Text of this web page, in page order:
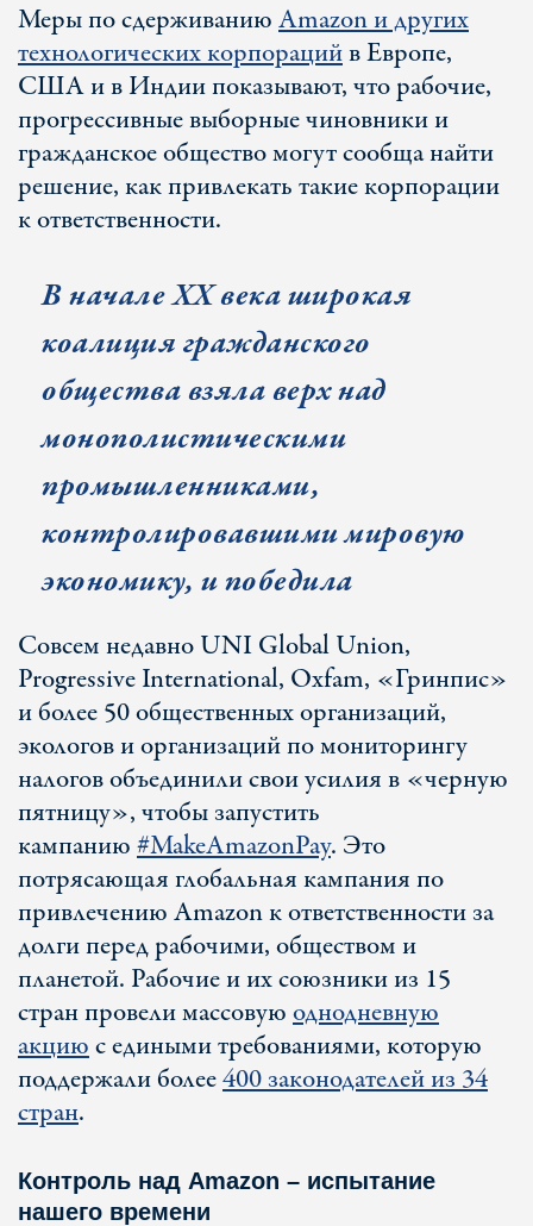
Меры по сдерживаниюAmazon и других
технологических корпорацийв Европе,
США и в Индии показывают, что рабочие,
прогрессивные выборные чиновники и
гражданское общество могут сообща найти
решение, как привлекать такие корпорации
к ответственности.
В начале XX века широкая
коалиция гражданского
общества взяла верх над
монополистическими
промышленниками,
контролировавшими мировую
экономику, и победила
Совсем недавно UNI Global Union,
Progressive International, Oxfam, «Гринпис»
и более 50 общественных организаций,
экологов и организаций по мониторингу
налогов объединили свои усилия в «черную
пятницу», чтобы запустить
кампанию#MakeAmazonPay. Это
потрясающая глобальная кампания по
привлечению Amazon к ответственности за
долги перед рабочими, обществом и
планетой. Рабочие и их союзники из 15
стран провели массовуюоднодневную
акциюс едиными требованиями, которую
поддержали более400 законодателей из 34
стран.
Контроль над Amazon – испытание
нашего времени